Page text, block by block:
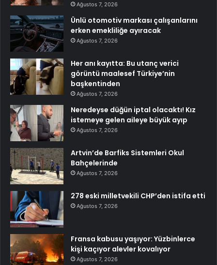
Ağustos 7, 2026
Ünlü otomotiv markası çalışanlarını
erken emekliliğe ayıracak
Ağustos 7, 2026
Her anı kayıtta: Bu utanç verici
görüntü maalesef Türkiye’nin
başkentinden
Ağustos 7, 2026
Neredeyse düğün iptal olacaktı! Kız
istemeye gelen aileye büyük ayıp
Ağustos 7, 2026
Artvin’de Barfiks Sistemleri Okul
Bahçelerinde
Ağustos 7, 2026
278 eski milletvekili CHP’den istifa etti
Ağustos 7, 2026
Fransa kabusu yaşıyor: Yüzbinlerce
kişi kaçıyor alevler kovalıyor
Ağustos 7, 2026